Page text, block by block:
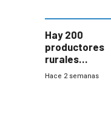
Hay 200
productores
rurales
afectados tras
Hace 2 semanas